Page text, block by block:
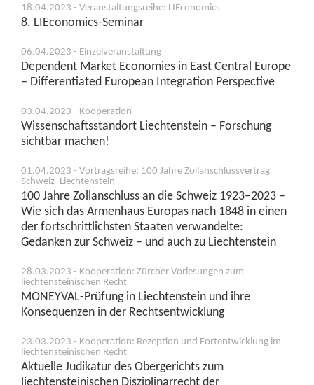
18.04.2023 - Veranstaltungsreihe: LIEconomics
8. LIEconomics-Seminar
06.04.2023 - Einzelveranstaltung
Dependent Market Economies in East Central Europe
– Differentiated European Integration Perspective
03.04.2023 - Kooperation
Wissenschaftsstandort Liechtenstein – Forschung
sichtbar machen!
01.04.2023 - Vortragsreihe: 100 Jahre Zollanschlussvertrag
Schweiz–Liechtenstein
100 Jahre Zollanschluss an die Schweiz 1923–2023 –
Wie sich das Armenhaus Europas nach 1848 in einen
der fortschrittlichsten Staaten verwandelte:
Gedanken zur Schweiz – und auch zu Liechtenstein
28.03.2023 - Kooperation: Zürcher Vorlesungen zum
liechtensteinischen Recht
MONEYVAL-Prüfung in Liechtenstein und ihre
Konsequenzen in der Rechtsentwicklung
23.03.2023 - Kooperation: Rezeption und Fortentwicklung im
liechtensteinischen Recht
Aktuelle Judikatur des Obergerichts zum
liechtensteinischen Disziplinarrecht der